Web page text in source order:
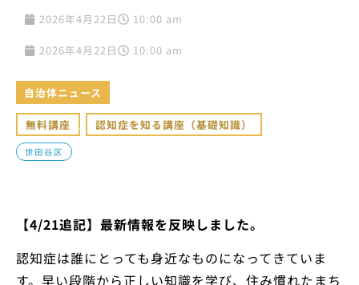
2026年4月22日 10:00 am
2026年4月22日 10:00 am
自治体ニュース
無料講座 , 認知症を知る講座（基礎知識）
世田谷区
【4/21追記】最新情報を反映しました。
認知症は誰にとっても身近なものになってきていま
す。早い段階から正しい知識を学び、住み慣れたまち